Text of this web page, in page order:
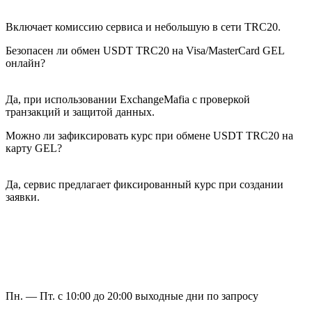
Включает комиссию сервиса и небольшую в сети TRC20.
Безопасен ли обмен USDT TRC20 на Visa/MasterCard GEL
онлайн?
Да, при использовании ExchangeMafia с проверкой
транзакций и защитой данных.
Можно ли зафиксировать курс при обмене USDT TRC20 на
карту GEL?
Да, сервис предлагает фиксированный курс при создании
заявки.
Пн. — Пт. с 10:00 до 20:00 выходные дни по запросу